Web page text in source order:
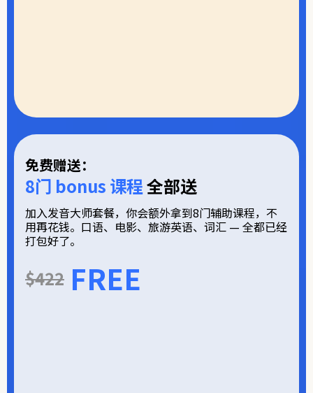
免费赠送：
8门 bonus 课程全部送
加入发音大师套餐，你会额外拿到8门辅助课程，不
用再花钱。口语、电影、旅游英语、词汇 — 全都已经
打包好了。
$422 FREE